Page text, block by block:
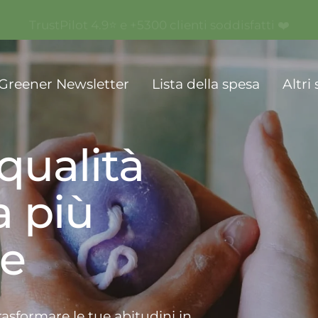
Newsletter Lista della spesa Altri
più